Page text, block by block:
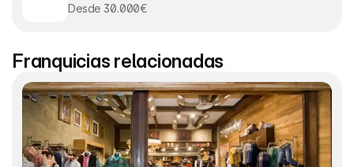
Desde 30.000€
Franquicias relacionadas